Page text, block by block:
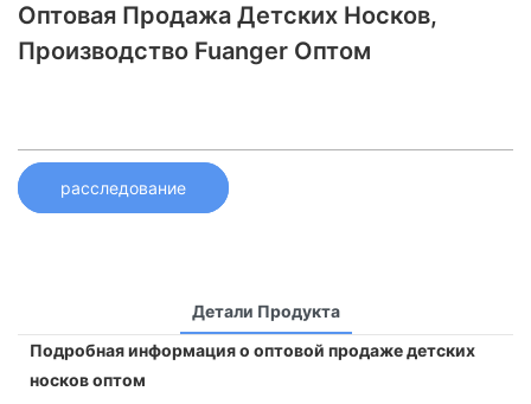
Оптовая Продажа Детских Носков,
Производство Fuanger Оптом
расследование
Детали Продукта
Подробная информация о оптовой продаже детских
носков оптом